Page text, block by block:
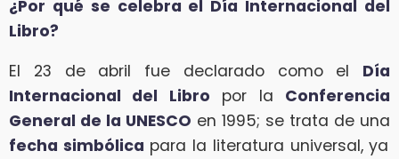
¿Por qué se celebra el Día Internacional del
Libro?
El 23 de abril fue declarado como el Día
Internacional del Libro por la Conferencia
General de la UNESCO en 1995; se trata de una
fecha simbólica para la literatura universal, ya